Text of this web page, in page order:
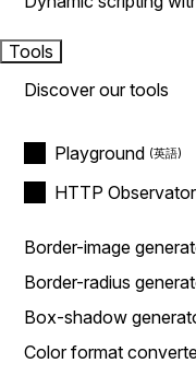
Tools
Discover our tools
Playground
HTTP
Border-image
Border-radius
Box-shadow
Color format